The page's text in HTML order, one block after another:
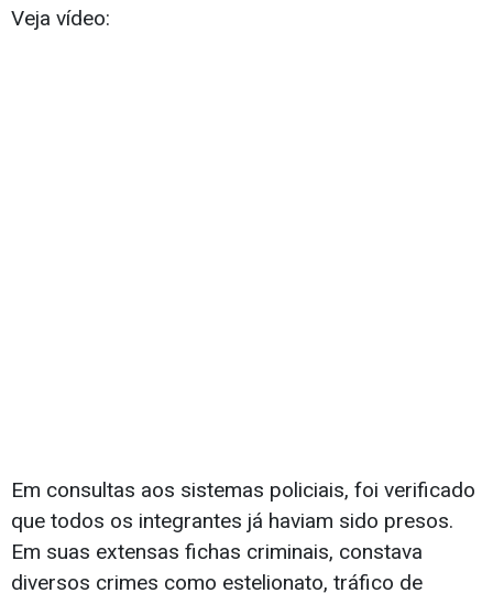
Veja vídeo:
Em consultas aos sistemas policiais, foi verificado
que todos os integrantes já haviam sido presos.
Em suas extensas fichas criminais, constava
diversos crimes como estelionato, tráfico de